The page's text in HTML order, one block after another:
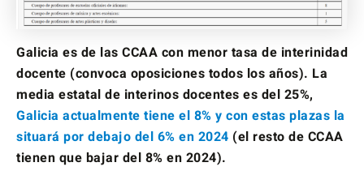
Galicia es de las CCAA con menor tasa de interinidad
docente (convoca oposiciones todos los años). La
media estatal de interinos docentes es del 25%,
Galicia actualmente tiene el 8% y con estas plazas la
situará por debajo del 6% en 2024 (el resto de CCAA
tienen que bajar del 8% en 2024).